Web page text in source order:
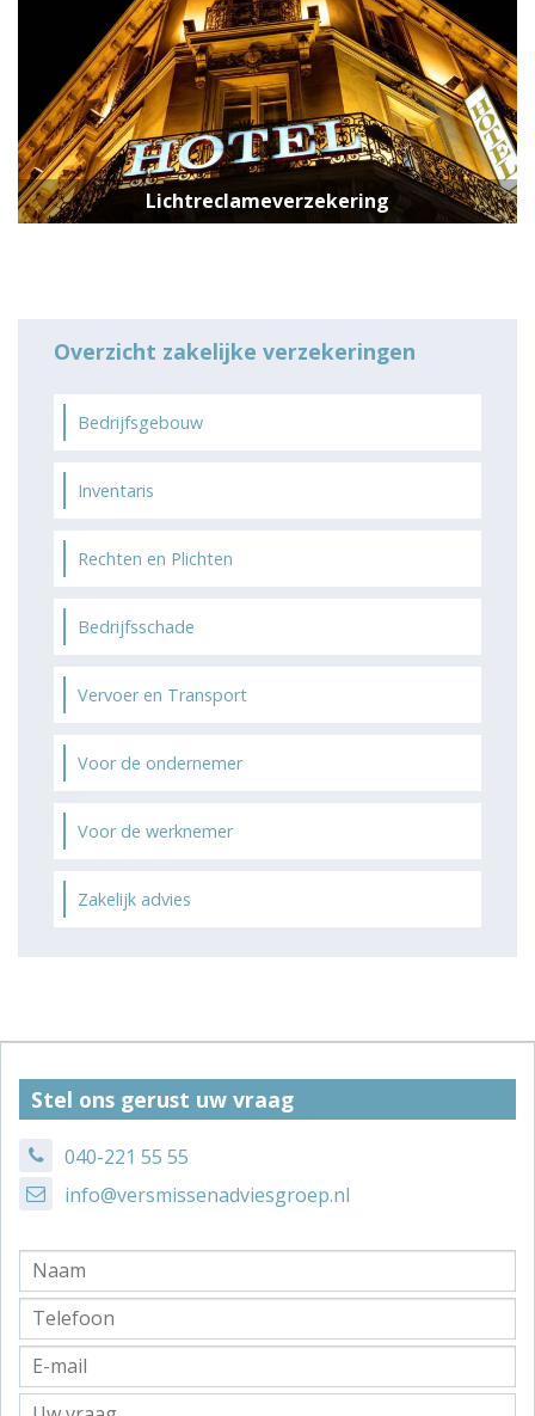
Lichtreclameverzekering
Overzicht zakelijke verzekeringen
Bedrijfsgebouw
Inventaris
Rechten en Plichten
Bedrijfsschade
Vervoer en Transport
Voor de ondernemer
Voor de werknemer
Zakelijk advies
Stel ons gerust uw vraag
040-221 55 55
info@versmissenadviesgroep.nl